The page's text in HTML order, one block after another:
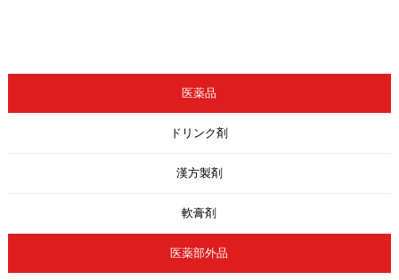
医薬品
ドリンク剤
漢方製剤
軟膏剤
医薬部外品